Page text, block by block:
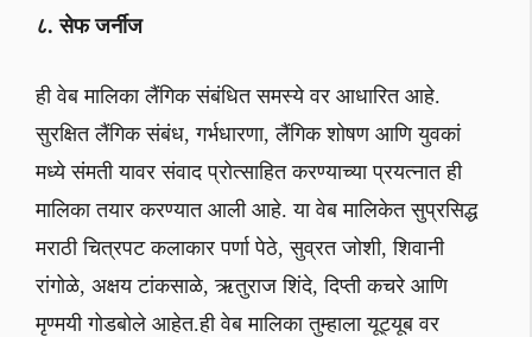
८. सेफ जर्नीज
ही वेब मालिका लैंगिक संबंधित समस्ये वर आधारित आहे.
सुरक्षित लैंगिक संबंध, गर्भधारणा, लैंगिक शोषण आणि युवकां
मध्ये संमती यावर संवाद प्रोत्साहित करण्याच्या प्रयत्नात ही
मालिका तयार करण्यात आली आहे. या वेब मालिकेत सुप्रसिद्ध
मराठी चित्रपट कलाकार पर्णा पेठे, सुव्रत जोशी, शिवानी
रांगोळे, अक्षय टांकसाळे, ऋतुराज शिंदे, दिप्ती कचरे आणि
मृण्मयी गोडबोले आहेत.ही वेब मालिका तुम्हाला यूट्यूब वर